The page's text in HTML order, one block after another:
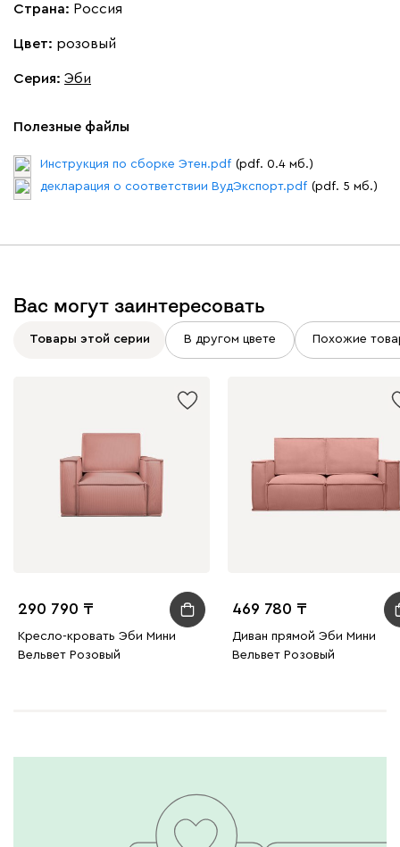
Страна: Россия
Цвет: розовый
Серия: Эби
Полезные файлы
Инструкция по сборке Этен.pdf (pdf. 0.4 мб.)
декларация о соответствии ВудЭкспорт.pdf (pdf. 5 мб.)
Вас могут заинтересовать
Товары этой серии В другом цвете Похожие
290 790
Кресло-кровать Эби Мини
Вельвет Розовый
469 780
Диван прямой Эби Мини
Вельвет Розовый